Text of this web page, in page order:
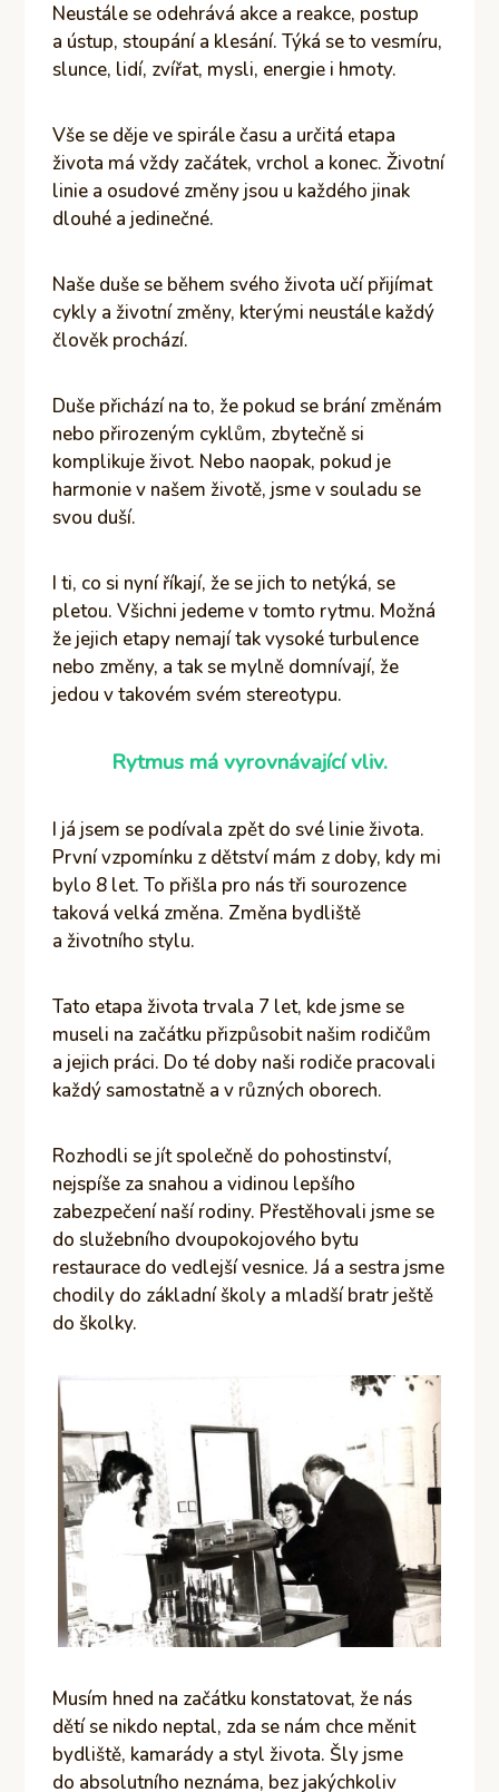
Neustále se odehrává akce a reakce, postup
a ústup, stoupání a klesání. Týká se to vesmíru,
slunce, lidí, zvířat, mysli, energie i hmoty.
Vše se děje ve spirále času a určitá etapa
života má vždy začátek, vrchol a konec. Životní
linie a osudové změny jsou u každého jinak
dlouhé a jedinečné.
Naše duše se během svého života učí přijímat
cykly a životní změny, kterými neustále každý
člověk prochází.
Duše přichází na to, že pokud se brání změnám
nebo přirozeným cyklům, zbytečně si
komplikuje život. Nebo naopak, pokud je
harmonie v našem životě, jsme v souladu se
svou duší.
I ti, co si nyní říkají, že se jich to netýká, se
pletou. Všichni jedeme v tomto rytmu. Možná
že jejich etapy nemají tak vysoké turbulence
nebo změny, a tak se mylně domnívají, že
jedou v takovém svém stereotypu.
Rytmus má vyrovnávající vliv.
I já jsem se podívala zpět do své linie života.
První vzpomínku z dětství mám z doby, kdy mi
bylo 8 let. To přišla pro nás tři sourozence
taková velká změna. Změna bydliště
a životního stylu.
Tato etapa života trvala 7 let, kde jsme se
museli na začátku přizpůsobit našim rodičům
a jejich práci. Do té doby naši rodiče pracovali
každý samostatně a v různých oborech.
Rozhodli se jít společně do pohostinství,
nejspíše za snahou a vidinou lepšího
zabezpečení naší rodiny. Přestěhovali jsme se
do služebního dvoupokojového bytu
restaurace do vedlejší vesnice. Já a sestra jsme
chodily do základní školy a mladší bratr ještě
do školky.
Musím hned na začátku konstatovat, že nás
dětí se nikdo neptal, zda se nám chce měnit
bydliště, kamarády a styl života. Šly jsme
do absolutního neznáma, bez jakýchkoliv